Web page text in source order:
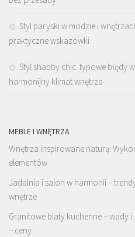
Styl paryski w modzie i
praktyczne wskazówki
Styl shabby chic: typowe błędy
harmonijny klimat wnętrza
MEBLE I WNĘTRZA
Wnętrza inspirowane naturą:
elementów
Jadalnia i salon w harmonii –
wnętrze
Granitowe blaty kuchenne – wady
– ceny